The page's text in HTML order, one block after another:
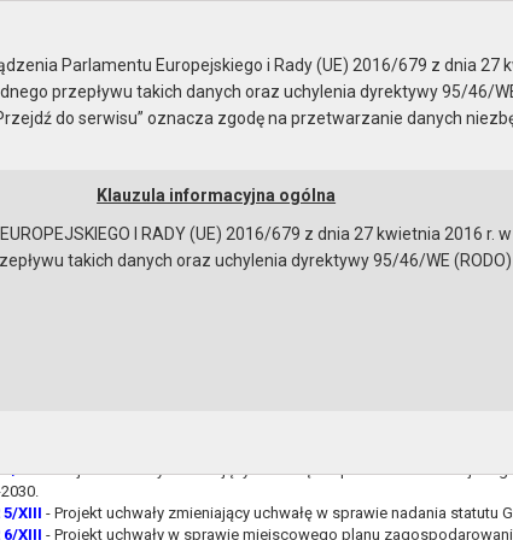
Instrukcja korzystania Dostępność
4/XIII- Projekt uchwały zmieniający uchwałę w sprawie Wieloletniej
5/XIII - Projekt uchwały zmieniający uchwałę w sprawie nadania statutu
6/XIII - Projekt uchwały w sprawie miejscowego planu
Parlamentu Europejskiego i Rady (UE) 2016/679 z dnia 27
przepływu takich danych oraz uchylenia dyrektywy 95/46/
do serwisu” oznacza zgodę na przetwarzanie danych
Klauzula informacyjna ogólna
I RADY (UE) 2016/679 z dnia 27 kwietnia 2016
takich danych oraz uchylenia dyrektywy 95/46/WE (RODO)